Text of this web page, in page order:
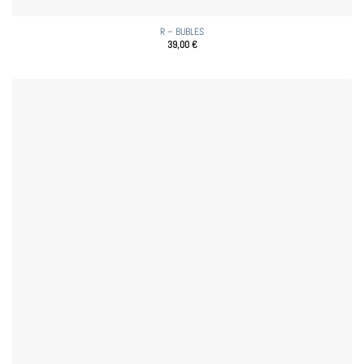
R – BUBLES
39,00€